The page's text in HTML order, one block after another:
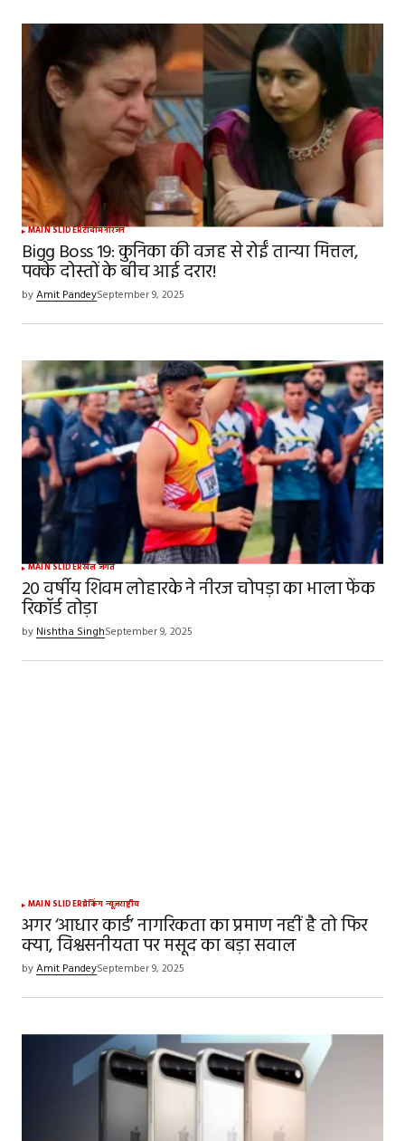
MAIN SLIDERटीवीमनोरंजन
Bigg Boss 19: कुनिका की वजह से रोईं तान्या मित्तल,
पक्के दोस्तों के बीच आई दरार!
byAmit PandeySeptember 9, 2025
MAIN SLIDERखेल जगत
20 वर्षीय शिवम लोहारके ने नीरज चोपड़ा का भाला फेंक
रिकॉर्ड तोड़ा
by Nishtha SinghSeptember 9, 2025
MAIN SLIDERब्रेकिंग न्यूज़राष्ट्रीय
अगर ‘आधार कार्ड’ नागरिकता का प्रमाण नहीं है तो फिर
क्या, विश्वसनीयता पर मसूद का बड़ा सवाल
byAmit PandeySeptember 9, 2025